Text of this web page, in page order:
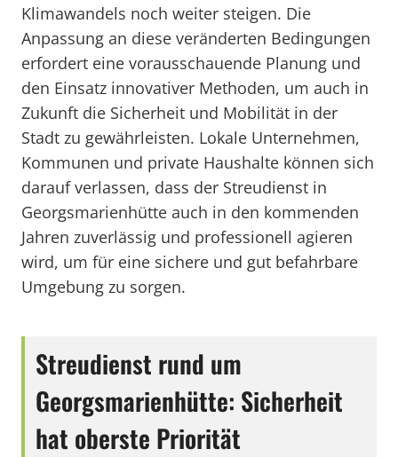
Klimawandels noch weiter steigen. Die
Anpassung an diese veränderten Bedingungen
erfordert eine vorausschauende Planung und
den Einsatz innovativer Methoden, um auch in
Zukunft die Sicherheit und Mobilität in der
Stadt zu gewährleisten. Lokale Unternehmen,
Kommunen und private Haushalte können sich
darauf verlassen, dass der Streudienst in
Georgsmarienhütte auch in den kommenden
Jahren zuverlässig und professionell agieren
wird, um für eine sichere und gut befahrbare
Umgebung zu sorgen.
Streudienst rund um
Georgsmarienhütte: Sicherheit
hat oberste Priorität